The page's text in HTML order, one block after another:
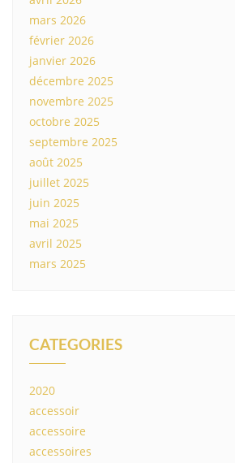
mars 2026
février 2026
janvier 2026
décembre 2025
novembre 2025
octobre 2025
septembre 2025
août 2025
juillet 2025
juin 2025
mai 2025
avril 2025
mars 2025
CATEGORIES
2020
accessoir
accessoire
accessoires